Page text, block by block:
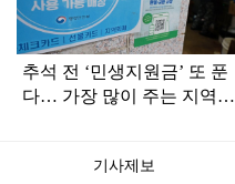
추석 전 ‘민생지원금’ 또 푼
다… 가장 많이 주는 지역은
기사제보